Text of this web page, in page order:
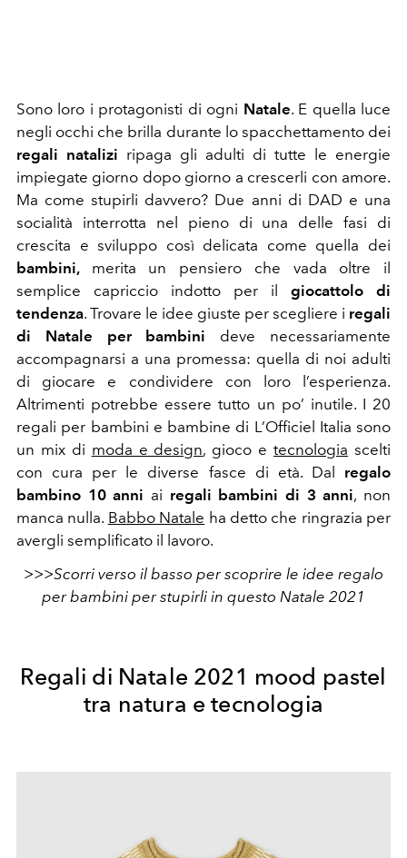
Sono loro i protagonisti di ogni Natale. E quella luce
negli occhi che brilla durante lo spacchettamento dei
regali natalizi ripaga gli adulti di tutte le energie
impiegate giorno dopo giorno a crescerli con amore.
Ma come stupirli davvero? Due anni di DAD e una
socialità interrotta nel pieno di una delle fasi di
crescita e sviluppo così delicata come quella dei
bambini, merita un pensiero che vada oltre il
semplice capriccio indotto per il giocattolo di
tendenza. Trovare le idee giuste per scegliere i regali
di Natale per bambini deve necessariamente
accompagnarsi a una promessa: quella di noi adulti
di giocare e condividere con loro l’esperienza.
Altrimenti potrebbe essere tutto un po’ inutile. I 20
regali per bambini e bambine di L’Officiel Italia sono
un mix di moda e design, gioco etecnologia scelti
con cura per le diverse fasce di età. Dal regalo
bambino 10 anni ai regali bambini di 3 anni, non
manca nulla. Babbo Natale ha detto che ringrazia per
avergli semplificato il lavoro.
>>>Scorri verso il basso per scoprire le idee regalo
per bambini per stupirli in questo Natale 2021
Regali di Natale 2021 mood pastel
tra natura e tecnologia